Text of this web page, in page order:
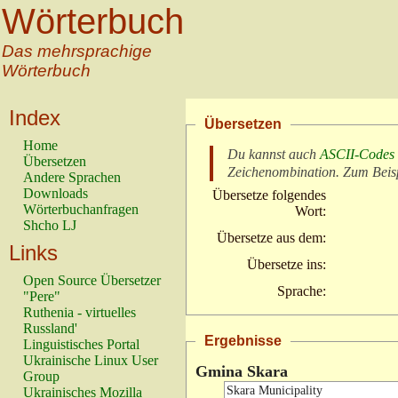
Wörterbuch
Das mehrsprachige
Wörterbuch
Index
Home
Übersetzen
Andere Sprachen
Downloads
Wörterbuchanfragen
Shcho LJ
Links
Open Source Übersetzer
"Pere"
Ruthenia - virtuelles
Russland'
Linguistisches Portal
Ukrainische Linux User
Group
Ukrainisches Mozilla
Übersetzen
Du kannst auch ASCII-Codes
Zeichenombination. Zum
Übersetze folgendes
Wort:
Übersetze aus dem:
Übersetze ins:
Sprache:
Ergebnisse
Gmina Skara